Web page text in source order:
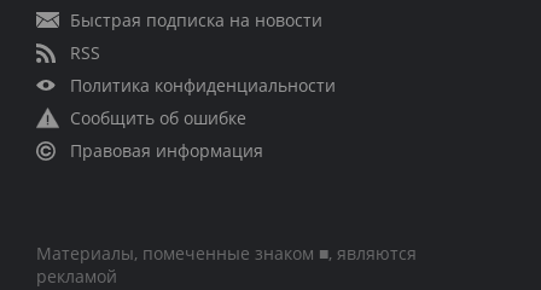
Быстрая подписка на новости
RSS
Политика конфиденциальности
Сообщить об ошибке
Правовая информация
Материалы, помеченные знаком ■, являются
рекламой